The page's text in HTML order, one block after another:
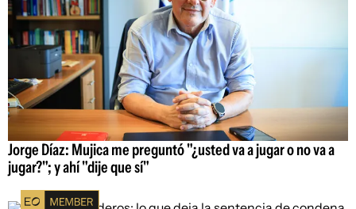
Jorge Díaz: Mujica me preguntó "¿usted va a jugar o no va a
jugar?"; y ahí "dije que sí"